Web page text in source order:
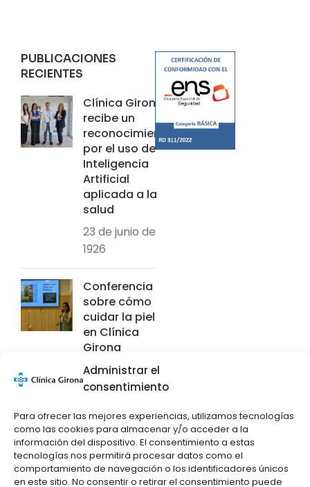
Administrar el
consentimiento
Para ofrecer las mejores experiencias, utilizamos tecnologías
como las cookies para almacenar y/o acceder a la
información del dispositivo. El consentimiento a estas
tecnologías nos permitirá procesar datos como el
comportamiento de navegación o los identificadores únicos
en este sitio. No consentir o retirar el consentimiento puede
PUBLICACIONES
RECIENTES
Clínica Girona
recibe un
reconocimiento
por el uso de
Inteligencia
Artificial
aplicada a la
salud
23 de junio de
1926
Conferencia
sobre cómo
cuidar la piel
en Clínica
Girona
27 de mayo
de 2026
El Dr. Pere
Solà recibe
el premio
Bonastruc